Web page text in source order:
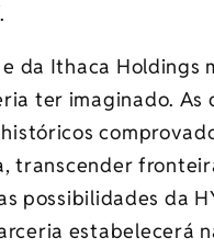
da Ithaca Holdings
ter imaginado. As
transcender
possibilidades da
estabelecerá